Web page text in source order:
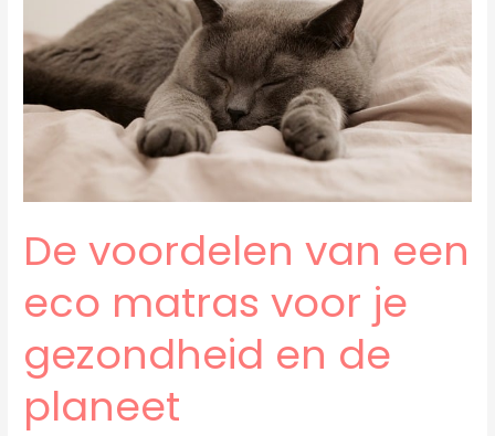
De voordelen van een
eco matras voor je
gezondheid en de
planeet
matras
voor
je